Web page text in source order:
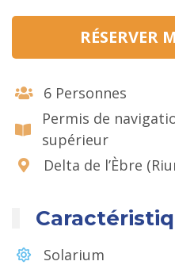
RÉSERVER
6 Personnes
Permis de
supérieur
Delta de l’Èbre
Solarium